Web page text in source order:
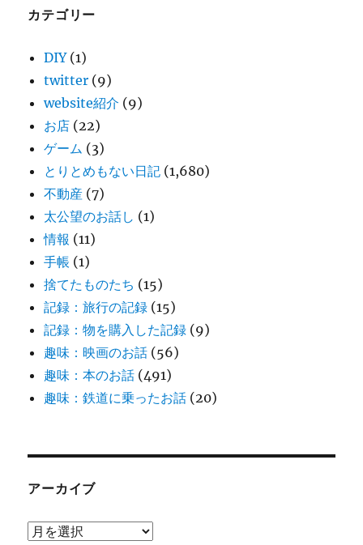
カテゴリー
DIY(1)
twitter (9)
website紹介 (9)
お店 (22)
ゲーム (3)
とりとめもない日記 (1,680)
不動産 (7)
太公望のお話し (1)
情報 (11)
手帳 (1)
捨てたものたち (15)
記録：旅行の記録 (15)
記録：物を購入した記録 (9)
趣味：映画のお話 (56)
趣味：本のお話 (491)
趣味：鉄道に乗ったお話 (20)
アーカイブ
ア